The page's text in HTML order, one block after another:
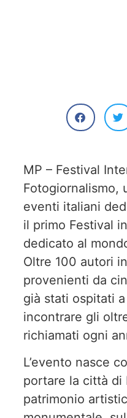
MP – Festival
Fotogiornalismo,
eventi italiani
il primo Festival
dedicato al
Oltre 100 autori
provenienti da
già stati ospitati
incontrare gli
richiamati ogni
L’evento nasce
portare la città di
patrimonio